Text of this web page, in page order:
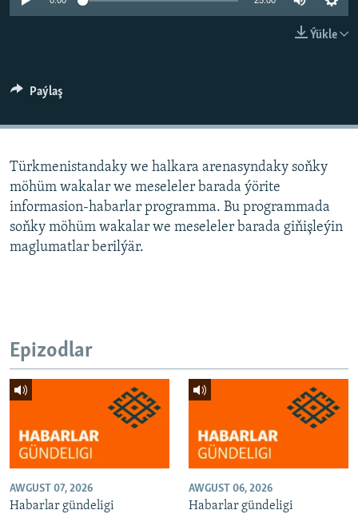
Ýükle
Paýlaş
Türkmenistandaky we halkara arenasyndaky soňky
möhüm wakalar we meseleler barada ýörite
informasion-habarlar programma. Bu programmada
soňky möhüm wakalar we meseleler barada giňişleýin
maglumatlar berilýär.
Epizodlar
AWGUST 07, 2026
Habarlar gündeligi
AWGUST 06, 2026
Habarlar gündeligi